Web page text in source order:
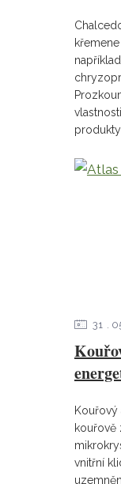
31
Kouřový
kouřově
vnitřní